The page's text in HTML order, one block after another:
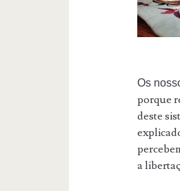
porque
deste
a